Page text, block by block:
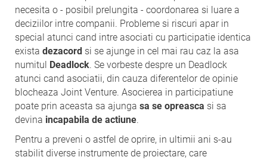
necesita o - posibil prelungita - coordonarea si luare a
deciziilor intre companii. Probleme si riscuri apar in
special atunci cand intre asociati cu participatie identica
exista dezacord si se ajunge in cel mai rau caz la asa
numitul Deadlock. Se vorbeste despre un Deadlock
atunci cand asociatii, din cauza diferentelor de opinie
blocheaza Joint Venture. Asocierea in participatiune
poate prin aceasta sa ajunga sa se opreasca si sa
devina incapabila de actiune.
Pentru a preveni o astfel de oprire, in ultimii ani s-au
stabilit diverse instrumente de proiectare, care